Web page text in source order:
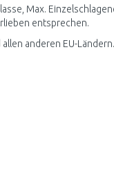
Max.
entsprechen.
anderen EU-